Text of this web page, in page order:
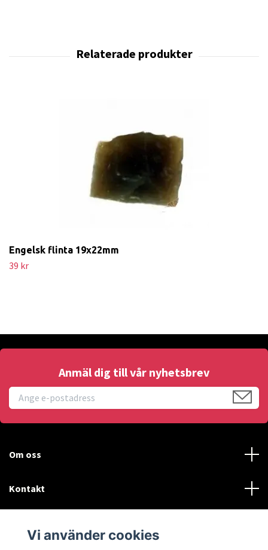
Engelsk flinta 19x22mm
39 kr
Anmäl dig till vår nyhetsbrev
Om oss
Kontakt
Vi använder cookies